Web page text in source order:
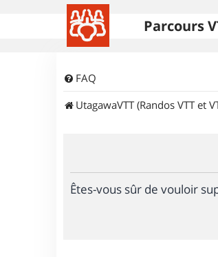
Parcours
FAQ
UtagawaVTT (Randos VTT et
Êtes-vous sûr de vouloir